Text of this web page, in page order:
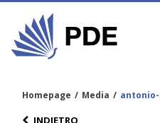
Homepage / Media /
INDIETRO